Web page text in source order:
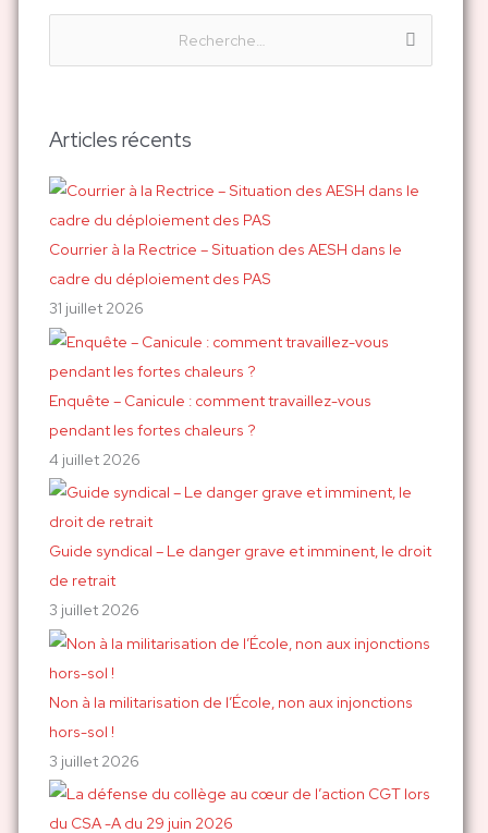
e
h
r
c
h
e
r
:
Articles récents
Courrier à la Rectrice – Situation des AESH dans le
cadre du déploiement des PAS
31 juillet 2026
Enquête – Canicule : comment travaillez-vous
pendant les fortes chaleurs ?
4 juillet 2026
Guide syndical – Le danger grave et imminent, le droit
de retrait
3 juillet 2026
Non à la militarisation de l’École, non aux injonctions
hors-sol !
3 juillet 2026